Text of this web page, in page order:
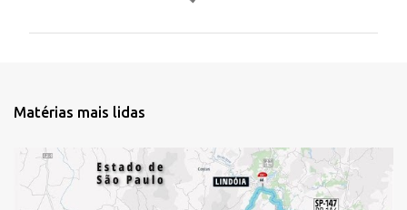
t
i
Matérias mais lidas